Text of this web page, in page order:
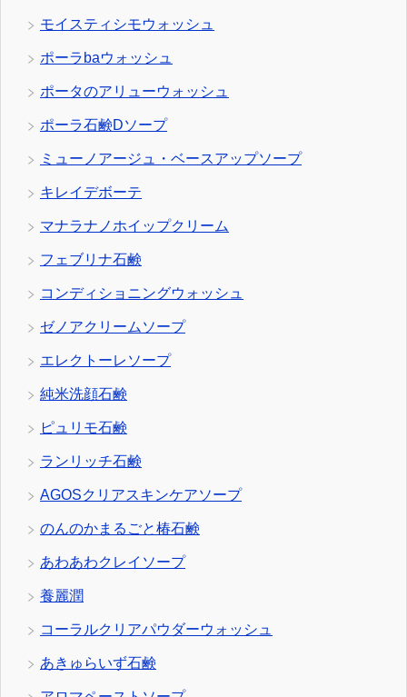
モイスティシモウォッシュ
ポーラbaウォッシュ
ポータのアリューウォッシュ
ポーラ石鹸Dソープ
ミューノアージュ・ベースアップソープ
キレイデボーテ
マナラナノホイップクリーム
フェブリナ石鹸
コンディショニングウォッシュ
ゼノアクリームソープ
エレクトーレソープ
純米洗顔石鹸
ピュリモ石鹸
ランリッチ石鹸
AGOSクリアスキンケアソープ
のんのかまるごと椿石鹸
あわあわクレイソープ
養麗潤
コーラルクリアパウダーウォッシュ
あきゅらいず石鹸